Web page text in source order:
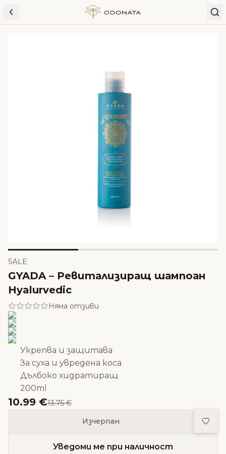
Skip to content
SALE
GYADA – Ревитализиращ шампоан
Hyalurvedic
Няма отзиви
Укрепва и защитава
За суха и увредена коса
Дълбоко хидратиращ
200ml
10.99 €13.75 €
Изчерпан
Уведоми ме при наличност